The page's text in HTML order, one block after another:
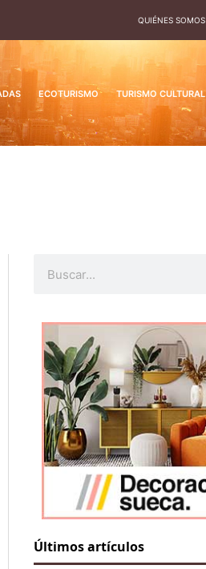
QUIÉNES SOMOS
ECOTURISMO TURISMO CULTURAL
Últimos artículos